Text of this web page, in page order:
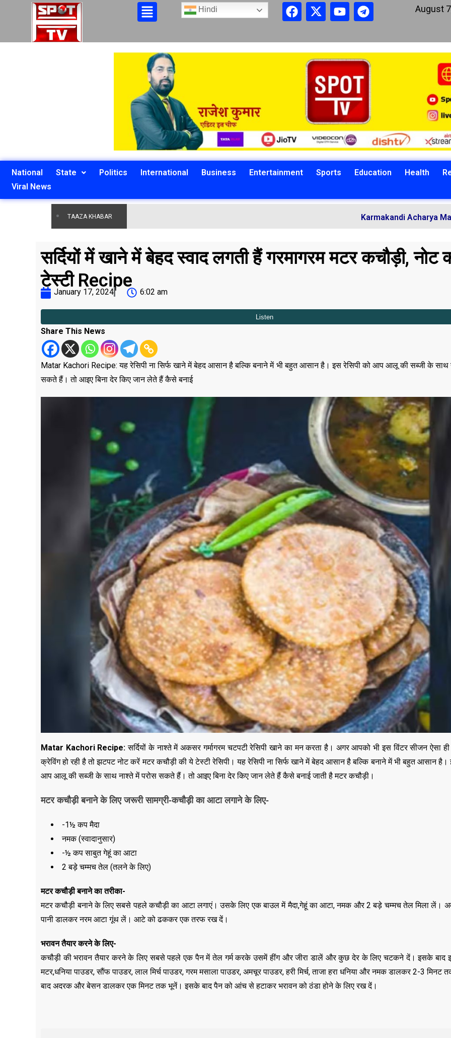
Hindi August
National State Politics International Business Entertainment Sports Education Health
Viral News
TAAZA KHABAR Karmakandi Acharya Manoj
सर्दियों में खाने में बेहद स्वाद लगती हैं गरमागरम मटर कचौड़ी, नोट
टेस्टी Recipe
January 17, 2024 6:02 am
Share This News
Matar Kachori Recipe: यह रेसिपी ना सिर्फ खाने में बेहद आसान है बल्कि बनाने में भी बहुत आसान है। इस रेसिपी को आप आलू की सब्जी के साथ
सकते हैं। तो आइए बिना देर किए जान लेते हैं कैसे बनाई
Matar Kachori Recipe:सर्दियों के नाश्ते में अकसर गर्मागरम चटपटी रेसिपी खाने का मन करता है। अगर आपको भी इस विंटर सीजन ऐसा
क्रेविंग हो रही है तो झटपट नोट करें मटर कचौड़ी की ये टेस्टी रेसिपी। यह रेसिपी ना सिर्फ खाने में बेहद आसान है बल्कि बनाने में भी बहुत आसान है।
आप आलू की सब्जी के साथ नाश्ते में परोस सकते हैं। तो आइए बिना देर किए जान लेते हैं कैसे बनाई जाती है मटर कचौड़ी।
मटर कचौड़ी बनाने के लिए जरूरी सामग्री-कचौड़ी का आटा लगाने के लिए-
-1½ कप मैदा
नमक (स्वादानुसार)
-½ कप साबुत गेहूं का आटा
2 बड़े चम्मच तेल (तलने के लिए)
मटर कचौड़ी बनाने का तरीका-
मटर कचौड़ी बनाने के लिए सबसे पहले कचौड़ी का आटा लगाएं। उसके लिए एक बाउल में मैदा,गेहूं का आटा, नमक और 2 बड़े चम्मच तेल मिला लें।
पानी डालकर नरम आटा गूंथ लें। आटे को ढककर एक तरफ रख दें।
भरावन तैयार करने के लिए-
कचौड़ी की भरावन तैयार करने के लिए सबसे पहले एक पैन में तेल गर्म करके उसमें हींग और जीरा डालें और कुछ देर के लिए चटकने दें। इसके बाद
मटर,धनिया पाउडर, सौंफ पाउडर, लाल मिर्च पाउडर, गरम मसाला पाउडर, अमचूर पाउडर, हरी मिर्च, ताजा हरा धनिया और नमक डालकर 2-3
बाद अदरक और बेसन डालकर एक मिनट तक भूनें। इसके बाद पैन को आंच से हटाकर भरावन को ठंडा होने के लिए रख दें।
DELHI,LATEST NEWS,NATIONAL,
POLITICS
Malviya Nagar Fire
Incident: PM मोदी और CM
JUNE 3, 2026
ASSAM,BIHAR
DELHI , EDUCATION
LATEST NEWS,
,TECHNOLOGY
VIRAL NEWS
मनोज” का बड़ा
तैयार होंगे IIT